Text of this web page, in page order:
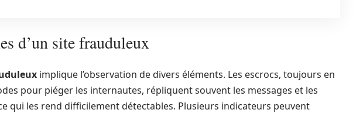
d’un site frauduleux
implique l’observation de divers éléments. Les escrocs, toujours en
pour piéger les internautes, répliquent souvent les messages et les
qui les rend difficilement détectables. Plusieurs indicateurs peuvent